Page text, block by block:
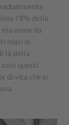
l’8% della
come da
masi di
là della
questi
di vita che si